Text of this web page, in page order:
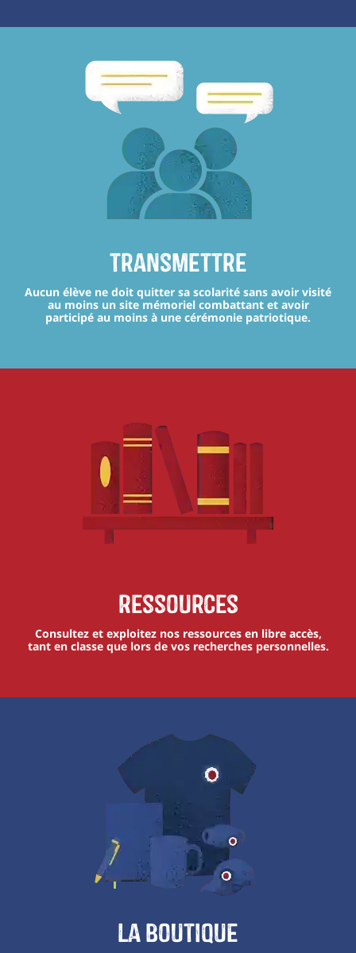
transmettre
Aucun élève ne doit quitter sa scolarité sans avoir visité
au moins un site mémoriel combattant et avoir
participé au moins à une cérémonie patriotique.
Ressources
Consultez et exploitez nos ressources en libre accès,
tant en classe que lors de vos recherches personnelles.
La boutique